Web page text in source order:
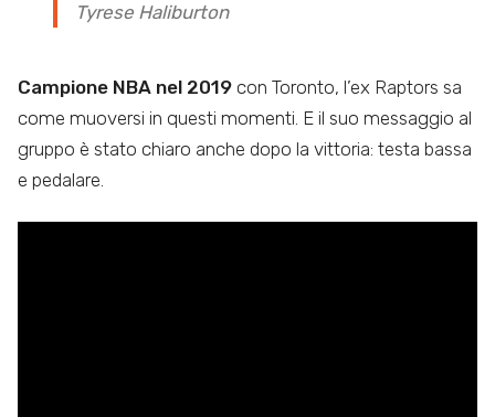
Tyrese Haliburton
Campione NBA nel 2019 con Toronto, l’ex Raptors sa
come muoversi in questi momenti. E il suo messaggio al
gruppo è stato chiaro anche dopo la vittoria: testa bassa
e pedalare.